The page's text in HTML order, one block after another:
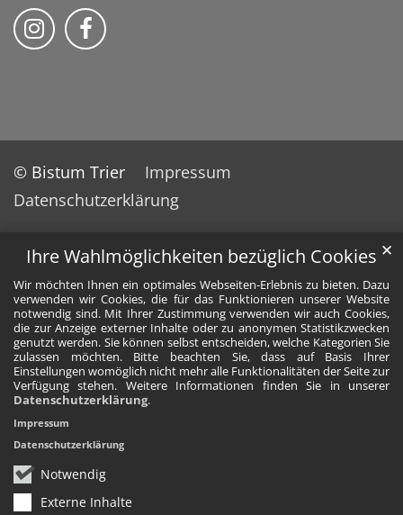
Ihre Wahlmöglichkeiten bezüglich Cookies
Wir möchten Ihnen ein optimales Webseiten-Erlebnis zu bieten. Dazu
verwenden wir Cookies, die für das Funktionieren unserer Website
notwendig sind. Mit Ihrer Zustimmung verwenden wir auch Cookies,
die zur Anzeige externer Inhalte oder zu anonymen Statistikzwecken
genutzt werden. Sie können selbst entscheiden, welche Kategorien Sie
zulassen möchten. Bitte beachten Sie, dass auf Basis Ihrer
Einstellungen womöglich nicht mehr alle Funktionalitäten der Seite zur
Verfügung stehen. Weitere Informationen finden Sie in unserer
Datenschutzerklärung.
Notwendig
Externe Inhalte
✕
Impressum
Datenschutzerklärung
Bistum Trier auf Instragram
Bistum Trier auf Facebook
© Bistum Trier
Impressum
Datenschutzerklärung